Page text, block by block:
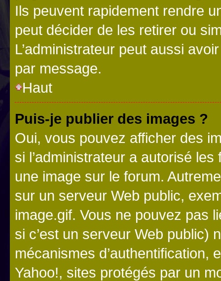
Ils peuvent rapidement rendre
peut décider de les retirer ou
L’administrateur peut aussi
par message.
Haut
Puis-je publier des images ?
Oui, vous pouvez afficher des
si l’administrateur a autorisé
une image sur le forum.
sur un serveur Web public,
image.gif. Vous ne pouvez pas
si c’est un serveur Web public)
mécanismes d’authentification,
Yahoo!, sites protégés par un